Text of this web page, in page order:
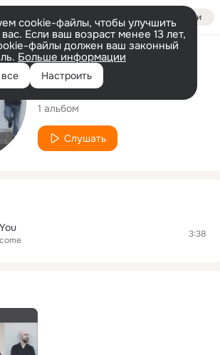
Войти
cookie-файлы, чтобы улучшить
Если ваш возраст менее 13 лет,
файлы должен ваш законный
Больше информации
Настроить
Исполнитель
What We Become
1 альбом
Слушать
3:38